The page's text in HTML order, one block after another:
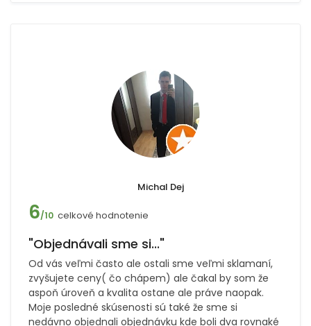
Michal Dej
6/10 celkové hodnotenie
"Objednávali sme si..."
Od vás veľmi často ale ostali sme veľmi sklamaní,
zvyšujete ceny( čo chápem) ale čakal by som že
aspoň úroveň a kvalita ostane ale práve naopak.
Moje posledné skúsenosti sú také že sme si
nedávno objednali objednávku kde boli dva rovnaké